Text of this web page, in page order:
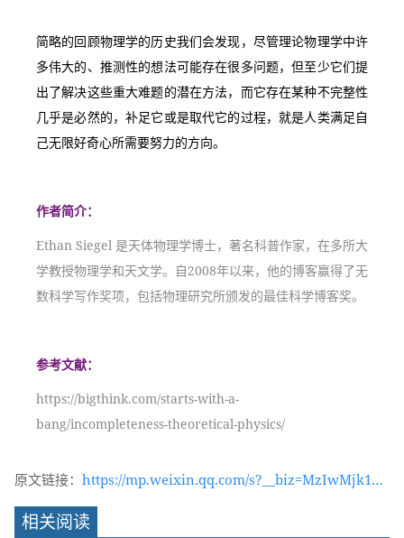
简略的回顾物理学的历史我们会发现，尽管理论物理学中许
多伟大的、推测性的想法可能存在很多问题，但至少它们提
出了解决这些重大难题的潜在方法，而它存在某种不完整性
几乎是必然的，补足它或是取代它的过程，就是人类满足自
己无限好奇心所需要努力的方向。
作者简介：
Ethan Siegel 是天体物理学博士，著名科普作家，在多所大
学教授物理学和天文学。自2008年以来，他的博客赢得了无
数科学写作奖项，包括物理研究所颁发的最佳科学博客奖。
参考文献：
https://bigthink.com/starts-with-a-
bang/incompleteness-theoretical-physics/
原文链接： https://mp.weixin.qq.com/s?__biz=MzIwMjk1OT
c2MA==&mid=2247549548&idx=1&sn=f7a6b54cc
a6074c4d567d67100177711&chksm=96d4fc93a1a
相关阅读